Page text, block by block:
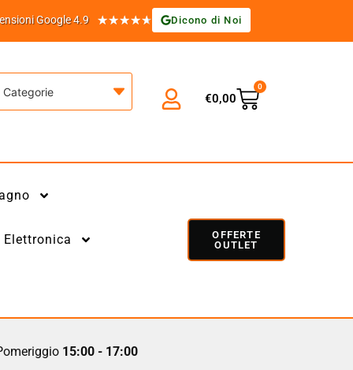
Google 4.9 ★★★★★ Dicono di Noi
Categorie €0,00
0
Elettronica
OFFERTE
OUTLET
15:00 - 17:00